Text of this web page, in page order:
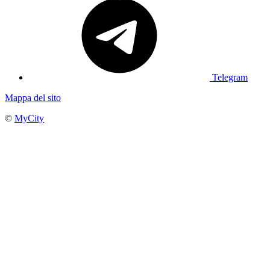
Telegram
Mappa del sito
© MyCity